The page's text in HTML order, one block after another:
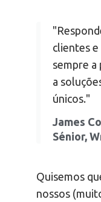
clientes e
sempre a
a
únicos."
James
Sénior,
Quisemos
nossos